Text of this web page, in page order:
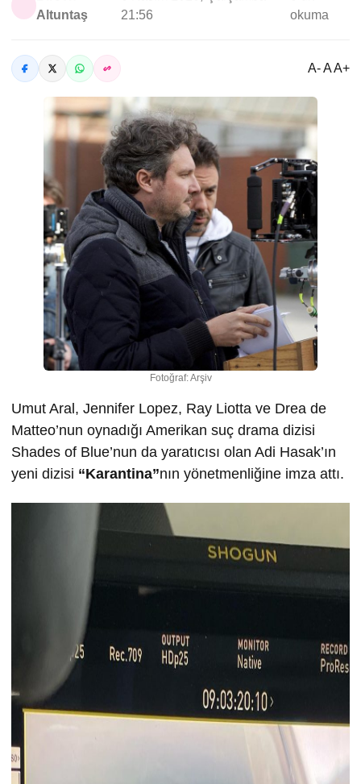
Altuntaş
21:56
okuma
A- A A+
Fotoğraf: Arşiv
Umut Aral, Jennifer Lopez, Ray Liotta ve Drea de
Matteo’nun oynadığı Amerikan suç drama dizisi
Shades of Blue’nun da yaratıcısı olan Adi Hasak’ın
yeni dizisi “Karantina”nın yönetmenliğine imza attı.